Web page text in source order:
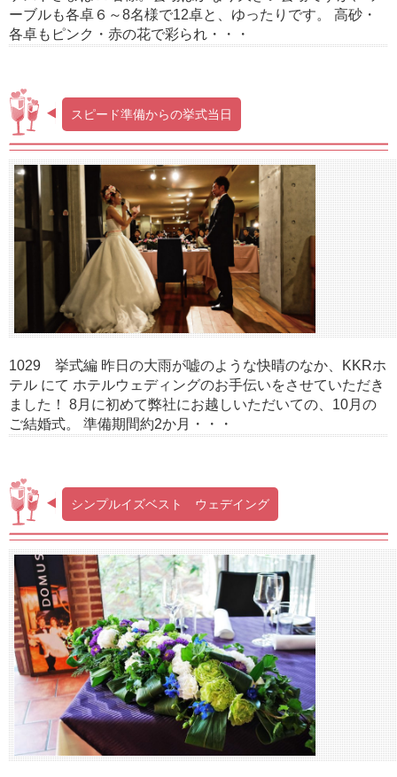
ーブルも各卓６～8名様で12卓と、ゆったりです。 高砂・
各卓もピンク・赤の花で彩られ・・・
スピード準備からの挙式当日
1029 挙式編 昨日の大雨が嘘のような快晴のなか、KKRホ
テル にて ホテルウェディングのお手伝いをさせていただき
ました！ 8月に初めて弊社にお越しいただいての、10月の
ご結婚式。 準備期間約2か月・・・
シンプルイズベスト ウェデイング